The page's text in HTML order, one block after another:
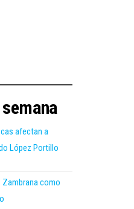
afectan a
López Portillo
Zambrana como